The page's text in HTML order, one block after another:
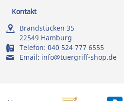
Kontakt
Brandstücken 35
22549 Hamburg
Telefon: 040 524 777 6555
Email: info@tuergriff-shop.de